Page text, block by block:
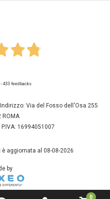
Via del Fosso dell'Osa 255
ROMA
16994051007
aggiornata al 08-08-2026
-433 feedbacks
by
0